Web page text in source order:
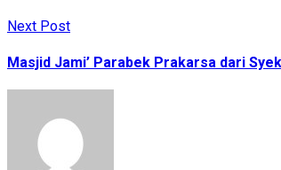
Next Post
Masjid Jami’ Parabek Prakarsa dari